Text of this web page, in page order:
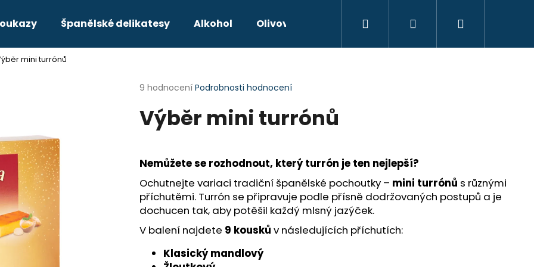
Španělské delikatesy Alkohol Olivové oleje Kontakty Hodnocení obchodu
Přihlášení
mini turrónů
Průměrné
produktu
je
hvězdiček.
9 hodnocení Podrobnosti hodnocení
Výběr mini turrónů
Nemůžete se rozhodnout, který turrón je ten nejlepší?
Ochutnejte variaci tradiční španělské pochoutky – mini turrónů s různými
příchutěmi. Turrón se připravuje podle přísně dodržovaných postupů a je
dochucen tak, aby potěšil každý mlsný jazýček.
V balení najdete 9 kousků v následujících příchutích:
Klasický mandlový
Co potřebujete najít?
HLEDAT
Doporučujeme
ALBARIÑO FAUSTINO RIVERO
MATARROMERA MELIOR CRIANZA 2013